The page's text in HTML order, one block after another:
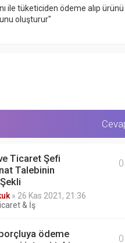
ile tüketiciden ödeme alıp
oluşturur"
Ticaret Şefi
Talebinin
» 26 Kas 2021, 21:36
& İş
0
ödeme
0